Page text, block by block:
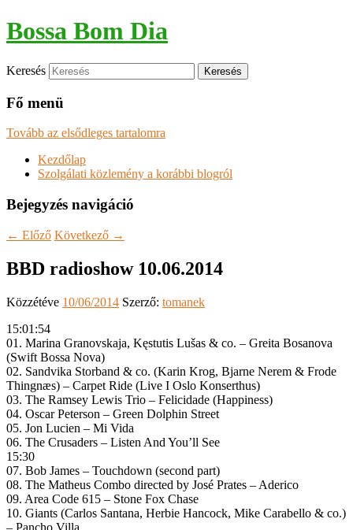
Bossa Bom Dia
Keresés
Fő menü
Tovább az elsődleges tartalomra
Kezdőlap
Szolgálati közlemény a korábbi blogról
Bejegyzés navigáció
← Előző Következő →
BBD radioshow 10.06.2014
Közzétéve 10/06/2014 Szerző: tomanek
15:01:54
01. Marina Granovskaja, Kęstutis Lušas & co. – Greita Bosanova
(Swift Bossa Nova)
02. Sandvika Storband & co. (Karin Krog, Bjarne Nerem & Frode
Thingnæs) – Carpet Ride (Live I Oslo Konserthus)
03. The Ramsey Lewis Trio ‎– Felicidade (Happiness)
04. Oscar Peterson – Green Dolphin Street
05. Jon Lucien ‎– Mi Vida
06. The Crusaders – Listen And You’ll See
15:30
07. Bob James – Touchdown (second part)
08. The Matheus Combo directed by José Prates – Aderico
09. Area Code 615 – Stone Fox Chase
10. Giants (Carlos Santana, Herbie Hancock, Mike Carabello & co.)
– Pancho Villa